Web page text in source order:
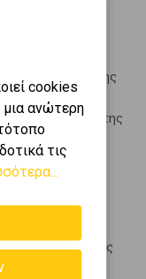
Ηλίας
Ηλίας
- Προφήτης
- Προφήτης
Ηλίας
Ηλίας
- Προφήτης
Προφήτης Ηλίας
Ηλίας
cookies
μια ανώτερη
τις